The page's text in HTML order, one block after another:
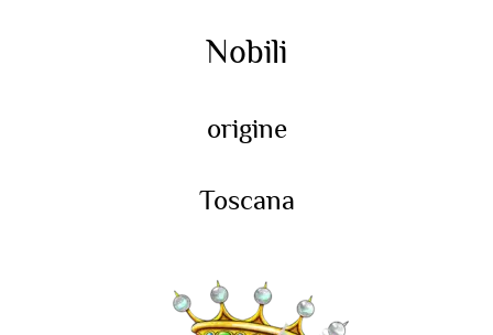
Nobili
origine
Toscana